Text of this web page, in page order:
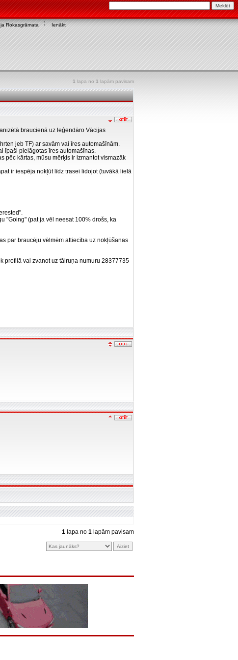
Rokasgrāmata Ienākt
1 lapa no 1 lapām pavisam
braucienā uz leģendāro Vācijas
jeb TF) ar savām vai īres automašīnām.
īpaši pielāgotas īres automašīnas.
pēc kārtas, mūsu mērķis ir izmantot vismazāk
ir iespēja nokļūt līdz trasei lidojot (tuvākā lielā
"Going" (pat ja vēl neesat 100% drošs, ka
par braucēju vēlmēm attiecība uz nokļūšanas
profilā vai zvanot uz tālruņa numuru 28377735
1 lapa no 1 lapām pavisam